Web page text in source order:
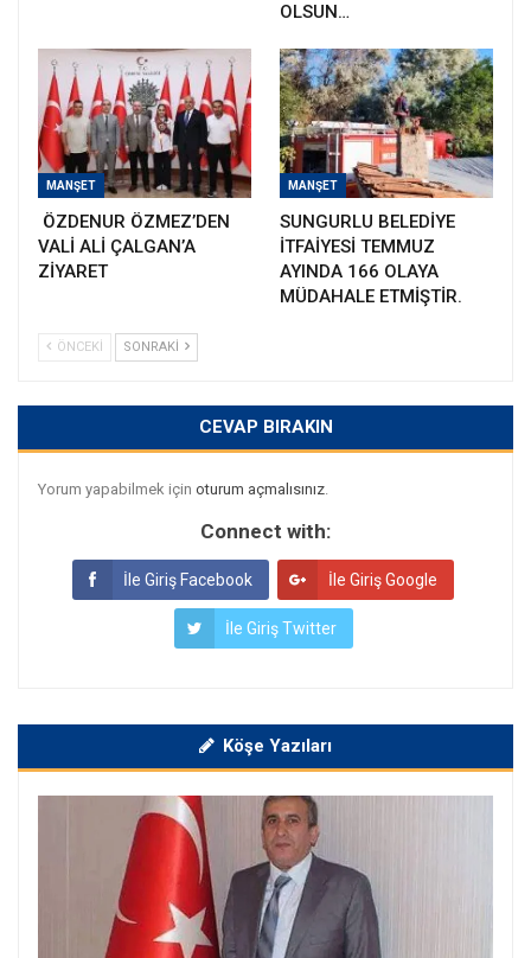
OLSUN…
MANŞET
ÖZDENUR ÖZMEZ’DEN
VALİ ALİ ÇALGAN’A
ZİYARET
MANŞET
SUNGURLU BELEDİYE
İTFAİYESİ TEMMUZ
AYINDA 166 OLAYA
MÜDAHALE ETMİŞTİR.
ÖNCEKI SONRAKI
CEVAP BIRAKIN
Yorum yapabilmek için oturum açmalısınız.
Connect with:
İle Giriş Facebook İle Giriş Google
İle Giriş Twitter
Köşe Yazıları